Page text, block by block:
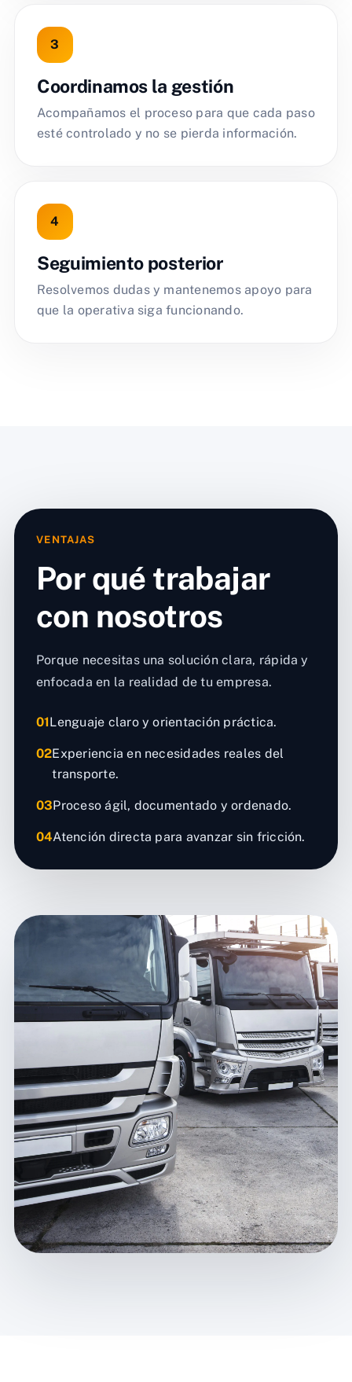
Coordinamos la gestión
Acompañamos el proceso para que cada paso
esté controlado y no se pierda información.
Seguimiento posterior
Resolvemos dudas y mantenemos apoyo para
que la operativa siga funcionando.
VENTAJAS
Por qué trabajar
con nosotros
Porque necesitas una solución clara, rápida y
enfocada en la realidad de tu empresa.
01Lenguaje claro y orientación práctica.
02Experiencia en necesidades reales del
transporte.
03Proceso ágil, documentado y ordenado.
04Atención directa para avanzar sin fricción.